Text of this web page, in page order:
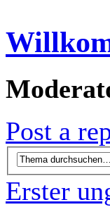
Post a
Erster